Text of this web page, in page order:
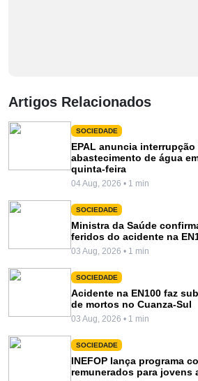
Artigos Relacionados
SOCIEDADE
EPAL anuncia
abastecimento de água
quinta-feira
04 Aug, 2026 • 1 min
SOCIEDADE
Ministra da Saúde
feridos do acidente na
03 Aug, 2026 • 1 min
SOCIEDADE
Acidente na EN100 faz
de mortos no Cuanza-Sul
03 Aug, 2026 • 1 min
SOCIEDADE
INEFOP lança programa
remunerados para jovens